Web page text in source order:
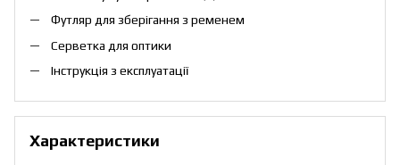
Футляр для зберігання з ременем
Серветка для оптики
Інструкція з експлуатації
Характеристики